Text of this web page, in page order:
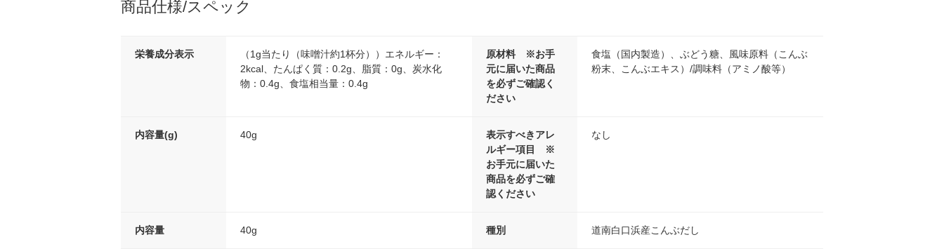
商品仕様/スペック
栄養成分表示
（1g当たり（味噌汁約1杯分））エネルギー：
2kcal、たんぱく質：0.2g、脂質：0g、炭水化
物：0.4g、食塩相当量：0.4g
原材料 ※お手
元に届いた商品
を必ずご確認く
ださい
食塩（国内製造）、ぶどう糖、風味原料（こんぶ
粉末、こんぶエキス）/調味料（アミノ酸等）
内容量(g) 40g
表示すべきアレ
ルギー項目 ※
お手元に届いた
商品を必ずご確
認ください
なし
内容量 40g 種別 道南白口浜産こんぶだし